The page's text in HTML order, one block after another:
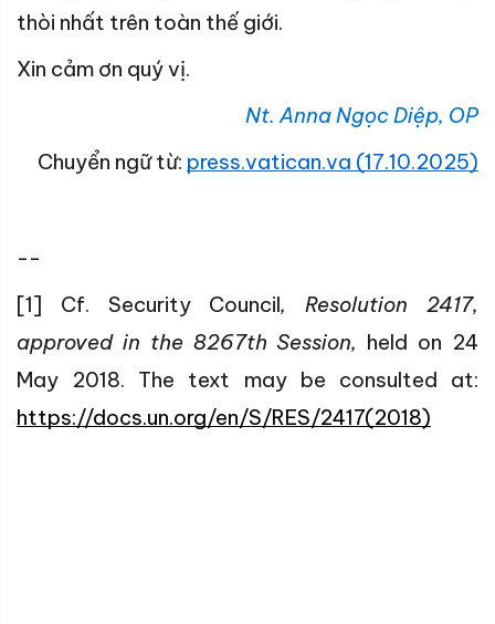
thòi nhất trên toàn thế giới.
Xin cảm ơn quý vị.
Nt. Anna Ngọc Diệp, OP
Chuyển ngữ từ: press.vatican.va (17.10.2025)
--
[1] Cf. Security Council, Resolution 2417,
approved in the 8267th Session, held on 24
May 2018. The text may be consulted at:
https://docs.un.org/en/S/RES/2417(2018)